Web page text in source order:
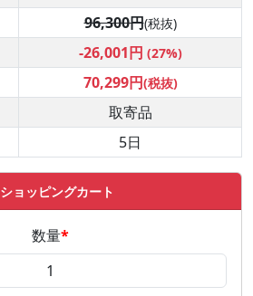
96,300円(税抜)
-26,001円 (27%)
70,299円(税抜)
取寄品
5日
ショッピングカート
数量*